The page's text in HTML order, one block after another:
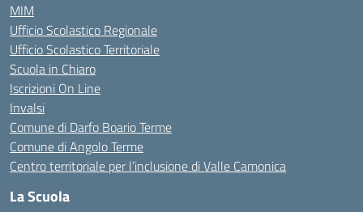
MIM
Ufficio Scolastico Regionale
Ufficio Scolastico Territoriale
Scuola in Chiaro
Iscrizioni On Line
Invalsi
Comune di Darfo Boario Terme
Comune di Angolo Terme
Centro territoriale per l’inclusione di Valle Camonica
La Scuola